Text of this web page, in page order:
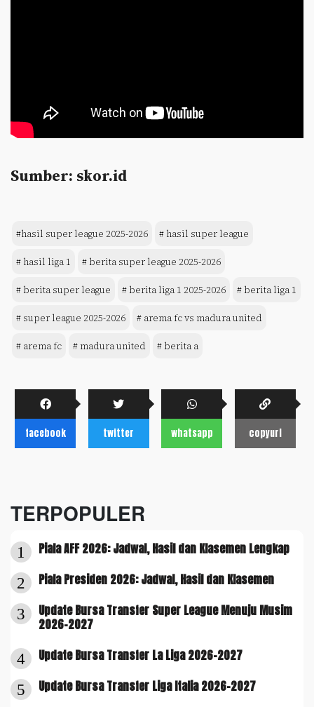
Sumber: skor.id
#hasil super league 2025-2026 # hasil super league
# hasil liga 1 # berita super league 2025-2026
# berita super league # berita liga 1 2025-2026 # berita liga 1
# super league 2025-2026 # arema fc vs madura united
# arema fc # madura united # berita a
facebook twitter whatsapp copyurl
TERPOPULER
1 Piala AFF 2026: Jadwal, Hasil dan Klasemen Lengkap
2 Piala Presiden 2026: Jadwal, Hasil dan Klasemen
3
Update Bursa Transfer Super League Menuju Musim
2026-2027
4 Update Bursa Transfer La Liga 2026-2027
5 Update Bursa Transfer Liga Italia 2026-2027